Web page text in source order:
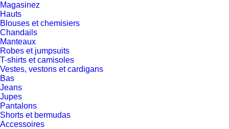
Magasinez
Hauts
Blouses et chemisiers
Chandails
Manteaux
Robes et jumpsuits
T-shirts et camisoles
Vestes, vestons et cardigans
Bas
Jeans
Jupes
Pantalons
Shorts et bermudas
Accessoires